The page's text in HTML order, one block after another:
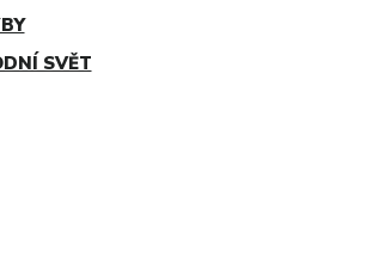
SVĚT